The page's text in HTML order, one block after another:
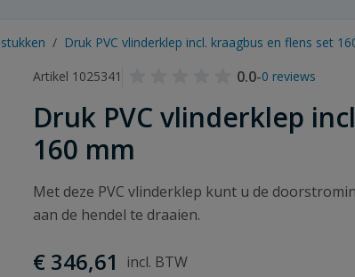
/ Druk PVC vlinderklep incl. kraagbus en flens set
Artikel 1025341
0.0-0 reviews
Druk PVC vlinderklep
160 mm
Met deze PVC vlinderklep kunt u de
aan de hendel te draaien.
€ 346,61